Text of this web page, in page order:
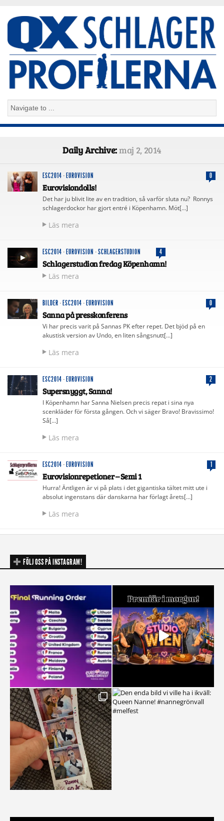
Daily Archive:maj 2, 2014
ESC2014 · EUROVISION 0
Eurovisiondolls!
Det har ju blivit lite av en tradition, så varför sluta nu? Ronnys
schlagerdockor har gjort entré i Köpenhamn. Möt[…]
Läs mera
ESC2014 · EUROVISION ·SCHLAGERSTUDION 4
Schlagerstudion fredag Köpenhamn!
Läs mera
BILDER · ESC2014 · EUROVISION 0
Sanna på presskonferens
Vi har precis varit på Sannas PK efter repet. Det bjöd på en
akustisk version av Undo, en liten sångsnutt[…]
Läs mera
ESC2014 · EUROVISION 2
Supersnyggt, Sanna!
I Köpenhamn har Sanna Nielsen precis repat i sina nya
scenkläder för första gången. Och vi säger Bravo! Bravissimo!
Så[…]
Läs mera
ESC2014 · EUROVISION 1
Eurovisionrepetioner – Semi 1
Hurra! Äntligen är vi på plats i det gigantiska tältet mitt ute i
absolut ingenstans där danskarna har förlagt årets[…]
Läs mera
FÖLJ OSS PÅ INSTAGRAM!